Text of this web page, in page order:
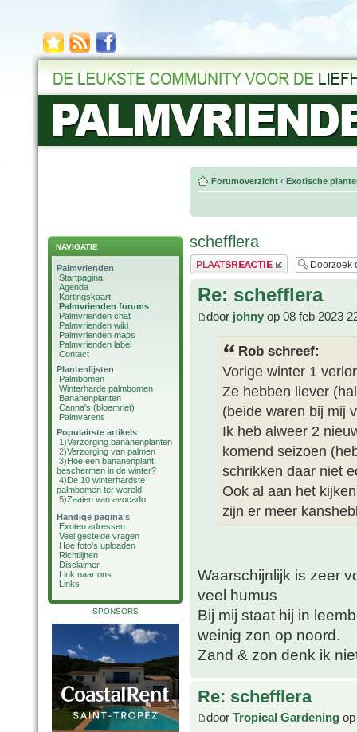
NAVIGATIE
Palmvrienden
Startpagina
Agenda
Kortingskaart
Palmvrienden forums
Palmvrienden chat
Palmvrienden wiki
Palmvrienden maps
Palmvrienden label
Contact
Plantenlijsten
Palmbomen
Winterharde palmbomen
Bananenplanten
Canna's (bloemriet)
Palmvarens
Populairste artikels
1)Verzorging bananenplanten
2)Verzorging van palmen
3)Hoe een bananenplant
beschermen in de winter?
4)De 10 winterhardste
palmbomen ter wereld
5)Zaaien van avocado
Handige pagina's
Exoten adressen
Veel gestelde vragen
Hoe foto's uploaden
Richtlijnen
Disclaimer
Link naar ons
Links
SPONSORS
Forumoverzicht ‹ Exotische
schefflera
Plaats een reactie
Re: schefflera
door johny op 08 feb 2023
Rob schreef:
Vorige winter 1
Ze hebben liever
(beide waren bij mij
Ik heb alweer 2
komend seizoen
schrikken daar niet
Ook al aan het
zijn er meer
Waarschijnlijk is zeer
veel humus
Bij mij staat hij in
weinig zon op noord.
Zand & zon denk ik
Re: schefflera
door Tropical Gardening